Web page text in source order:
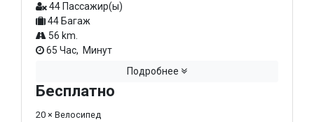
44 Пассажир(ы)
44 Багаж
56 km.
65 Час, Минут
Подробнее
Бесплатно
20 × Велосипед